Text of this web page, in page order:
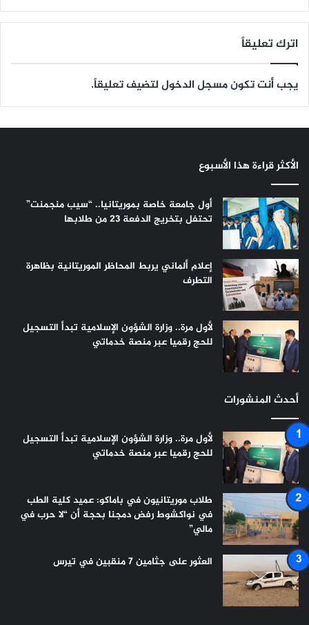
اترك تعليقاً
يجب أنت تكونمسجل الدخوللتضيف تعليقاً.
الأكثر قراءة هذا الأسبوع
أول جامعة خاصة بموريتانيا.. “سيب منجمنت”
تحتفل بتخريج الدفعة 23 من طلابها
إعلام ألماني يربط المحاظر الموريتانية بظاهرة
التطرف
لأول مرة.. وزارة الشؤون الإسلامية تبدأ التسجيل
للحج رقميا عبر منصة خدماتي
أحدث المنشورات
لأول مرة.. وزارة الشؤون الإسلامية تبدأ التسجيل
للحج رقميا عبر منصة خدماتي
طلاب موريتانيون في باماكو: عميد كلية الطب
في نواكشوط رفض دمجنا بحجة أن “لا حرب في
مالي”
العثور على جثامين 7 منقبين في تيرس